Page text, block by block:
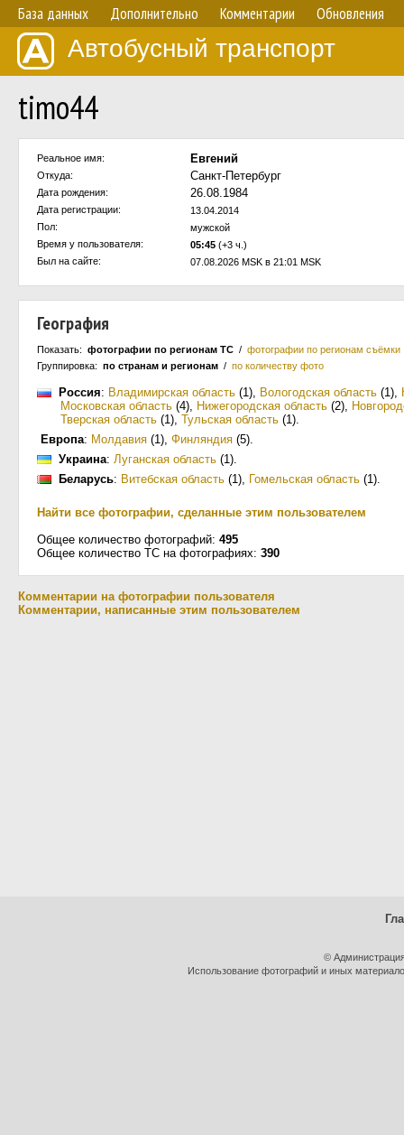
База данных Дополнительно Комментарии Обновления
Автобусный транспорт
timo44
Реальное имя: Евгений
Откуда: Санкт-Петербург
Дата рождения: 26.08.1984
Дата регистрации:
13.04.2014
Пол:
мужской
Время у пользователя:
05:45 (+3 ч.)
Был на сайте:
07.08.2026 MSK в 21:01 MSK
География
Показать: фотографии по регионам ТС / фотографии по регионам съёмки
Группировка: по странам и регионам / по количеству фото
Россия: Владимирская область (1), Вологодская область (1),
Московская область (4), Нижегородская область (2),
Тверская область (1), Тульская область (1).
Европа: Молдавия (1), Финляндия (5).
Украина: Луганская область (1).
Беларусь: Витебская область (1), Гомельская область (1).
Найти все фотографии, сделанные этим пользователем
Общее количество фотографий: 495
Общее количество ТС на фотографиях: 390
Комментарии на фотографии пользователя
Комментарии, написанные этим пользователем
©
Использование фотографий и иных